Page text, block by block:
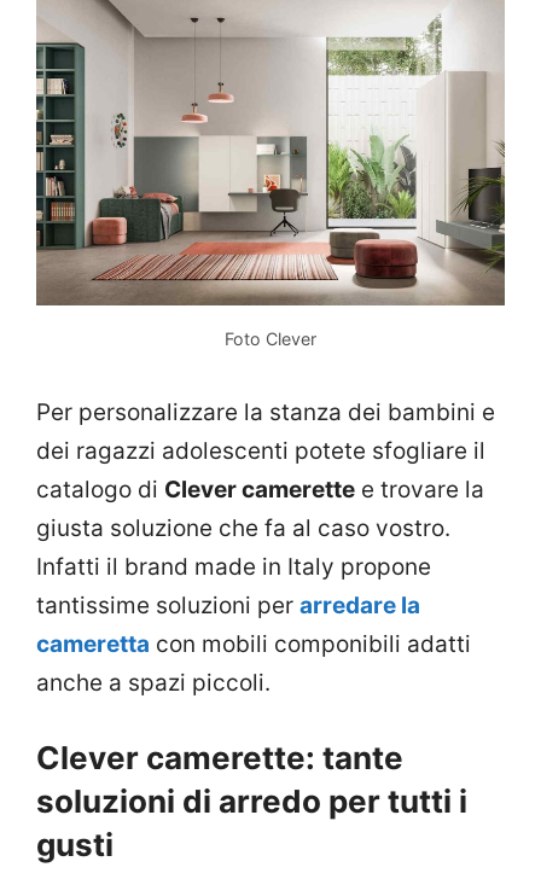
Foto Clever
Per personalizzare la stanza dei bambini e
dei ragazzi adolescenti potete sfogliare il
catalogo di Clever camerette e trovare la
giusta soluzione che fa al caso vostro.
Infatti il brand made in Italy propone
tantissime soluzioni per arredare la
cameretta con mobili componibili adatti
anche a spazi piccoli.
Clever camerette: tante
soluzioni di arredo per tutti i
gusti